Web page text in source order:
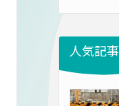
人気記事